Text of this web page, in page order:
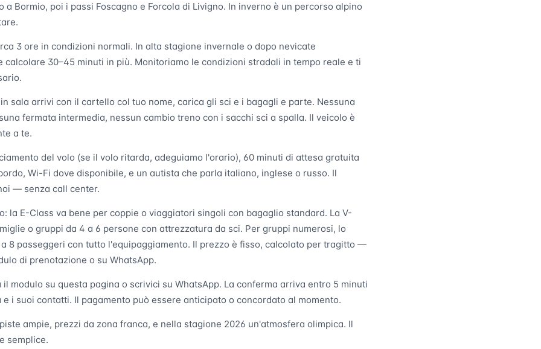
a Bormio, poi i passi Foscagno e Forcola di Livigno. In inverno è un percorso alpino
3 ore in condizioni normali. In alta stagione invernale o dopo nevicate
calcolare 30–45 minuti in più. Monitoriamo le condizioni stradali in tempo reale e ti
sala arrivi con il cartello col tuo nome, carica gli sci e i bagagli e parte. Nessuna
fermata intermedia, nessun cambio treno con i sacchi sci a spalla. Il veicolo è
a te.
del volo (se il volo ritarda, adeguiamo l'orario), 60 minuti di attesa gratuita
Wi-Fi dove disponibile, e un autista che parla italiano, inglese o russo. Il
— senza call center.
la E-Class va bene per coppie o viaggiatori singoli con bagaglio standard. La V-
o gruppi da 4 a 6 persone con attrezzatura da sci. Per gruppi numerosi, lo
8 passeggeri con tutto l'equipaggiamento. Il prezzo è fisso, calcolato per tragitto —
di prenotazione o su WhatsApp.
modulo su questa pagina o scrivici su WhatsApp. La conferma arriva entro 5 minuti
i suoi contatti. Il pagamento può essere anticipato o concordato al momento.
ampie, prezzi da zona franca, e nella stagione 2026 un'atmosfera olimpica. Il
semplice.